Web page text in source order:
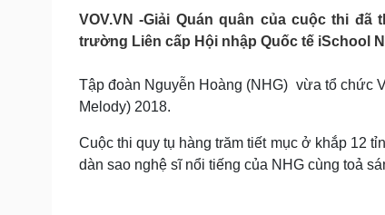
Pháp luật
Vụ án
Tư vấn luật
Quân sự - Quốc
Vũ khí
Phân tích
Sức khỏe
Dinh dưỡng - món ngon
Đời sống
Nhà đẹp
VOV.VN -Giải Quán quân của cuộc thi
trường Liên cấp Hội nhập Quốc tế iSchool
Tập đoàn Nguyễn Hoàng (NHG) vừa tổ chức
Melody) 2018.
Cuộc thi quy tụ hàng trăm tiết mục ở khắp 12
dàn sao nghệ sĩ nổi tiếng của NHG cùng toả